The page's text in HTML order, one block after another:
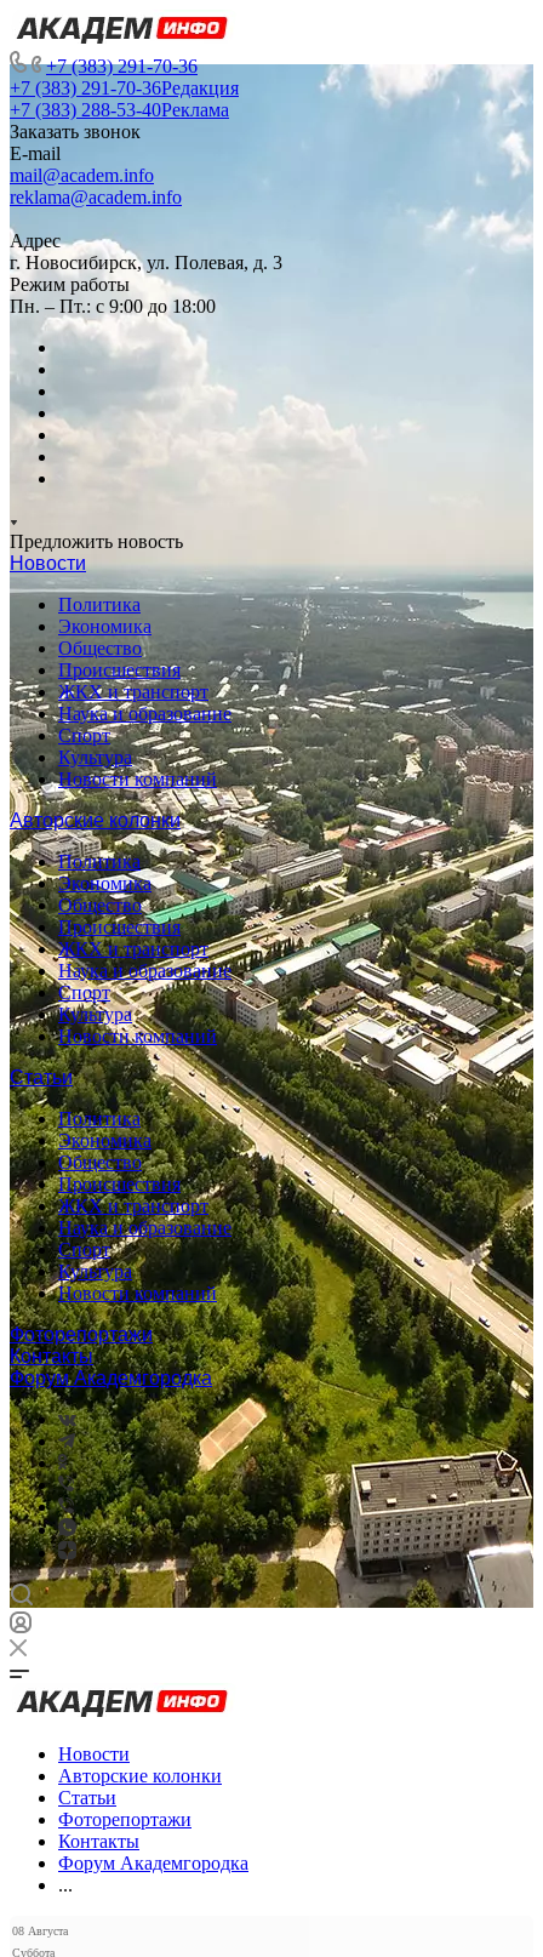
+7 (383) 291-70-36
+7 (383) 291-70-36Редакция
+7 (383) 288-53-40Реклама
Заказать звонок
E-mail
mail@academ.info
reklama@academ.info
Адрес
г. Новосибирск, ул. Полевая, д. 3
Режим работы
Пн. – Пт.: с 9:00 до 18:00
Предложить новость
Новости
Политика
Экономика
Общество
Происшествия
ЖКХ и транспорт
Наука и образование
Спорт
Культура
Новости компаний
Авторские колонки
Политика
Экономика
Общество
Происшествия
ЖКХ и транспорт
Наука и образование
Спорт
Культура
Новости компаний
Статьи
Политика
Экономика
Общество
Происшествия
ЖКХ и транспорт
Наука и образование
Спорт
Культура
Новости компаний
Фоторепортажи
Контакты
Форум Академгородка
Новости
Авторские колонки
Статьи
Фоторепортажи
Контакты
Форум Академгородка
...
08 Августа
Суббота